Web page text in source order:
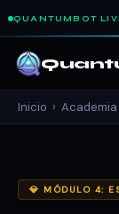
QUANTUMBOT
Inicio › Academia
💎 MÓDULO 4: